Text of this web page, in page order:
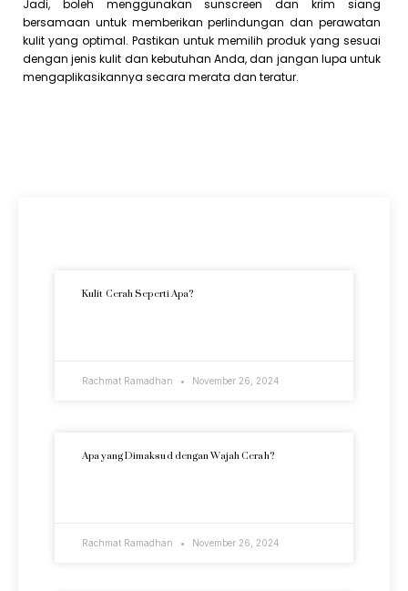
Jadi, boleh menggunakan sunscreen dan krim siang
bersamaan untuk memberikan perlindungan dan perawatan
kulit yang optimal. Pastikan untuk memilih produk yang sesuai
dengan jenis kulit dan kebutuhan Anda, dan jangan lupa untuk
mengaplikasikannya secara merata dan teratur.
Kulit Cerah Seperti Apa?
Rachmat Ramadhan November 26, 2024
Apa yang Dimaksud dengan Wajah Cerah?
Rachmat Ramadhan November 26, 2024